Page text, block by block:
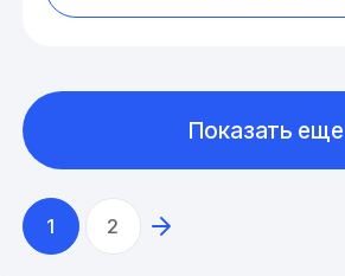
1 2
Показать еще